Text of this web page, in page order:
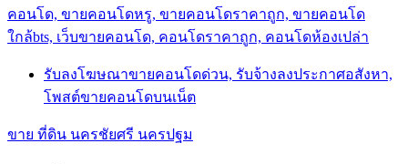
คอนโด, ขายคอนโดหรู, ขายคอนโดราคาถูก, ขายคอนโด
ใกล้bts, เว็บขายคอนโด, คอนโดราคาถูก, คอนโดห้องเปล่า
รับลงโฆษณาขายคอนโดด่วน, รับจ้างลงประกาศอสังหา,
โพสต์ขายคอนโดบนเน็ต
ขาย ที่ดิน นครชัยศรี นครปฐม